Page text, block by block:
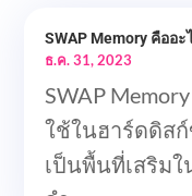
SWAP Memory คืออะ
ธ.ค. 31, 2023
SWAP
ใช้ในฮาร์ดดิส
เป็นพื้นที่เสริม